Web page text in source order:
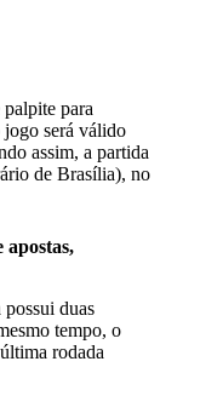
para
jogo será válido
assim, a partida
de Brasília), no
apostas,
duas
tempo, o
rodada